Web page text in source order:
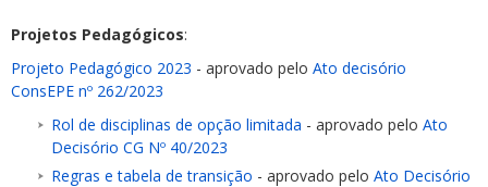
Projetos Pedagógicos:
Projeto Pedagógico 2023 - aprovado pelo Ato decisório
ConsEPE nº 262/2023
Rol de disciplinas de opção limitada - aprovado pelo Ato
Decisório CG Nº 40/2023
Regras e tabela de transição - aprovado pelo Ato Decisório